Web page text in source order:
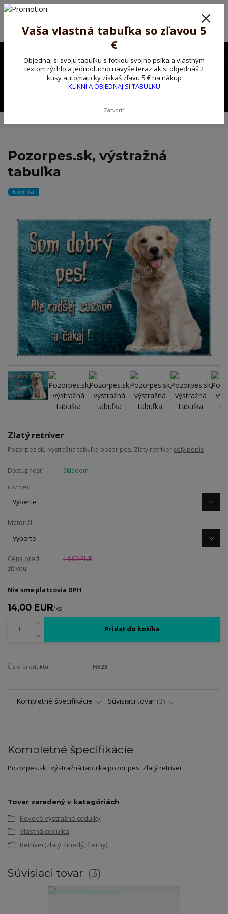
Poprosíme ctených zákazníkov o trpezlivosť, v tomto období máme
Preto sme Vám pripravili malý darček ako ospravedlnenie.
!!! ZĽAVA 5€ na PRVÚ objednávku nad 30€ s kódom pozorpes5 !!!
0,00 EUR
Pozorpes.sk, výstražná
tabuľka
Novinka
Zlatý retríver
Pozorpes.sk, výstražná tabuľka pozor pes, Zlatý retríver celý popis
Dostupnosť
Skladom
rozmer
Materiál
Cena pred
zľavou
14,00 EUR
Nie sme platcovia DPH
14,00 EUR/ks
Pridať do košíka
Číslo produktu: H525
Kompletné špecifikácie Súvisiaci tovar 3
Kompletné špecifikácie
Pozorpes.sk, výstražná tabuľka pozor pes, Zlatý retríver
Tovar zaradený v kategóriách
Kovové výstražné ceduľky
Vlastná ceduľka
Retríver(zlatý, hnedý, čierny)
Súvisiaci tovar 3
Vaša vlastná tabuľka so zľavou 5
€
Objednaj si svoju tabuľku s fotkou svojho psíka a vlastným
textom rýchlo a jednoducho navyše teraz ak si objednáš 2
kusy automaticky získaš zľavu 5 € na nákup
KLIKNI A OBJEDNAJ SI TABUĽKU
Zatvoriť